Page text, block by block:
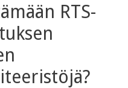
RTS-